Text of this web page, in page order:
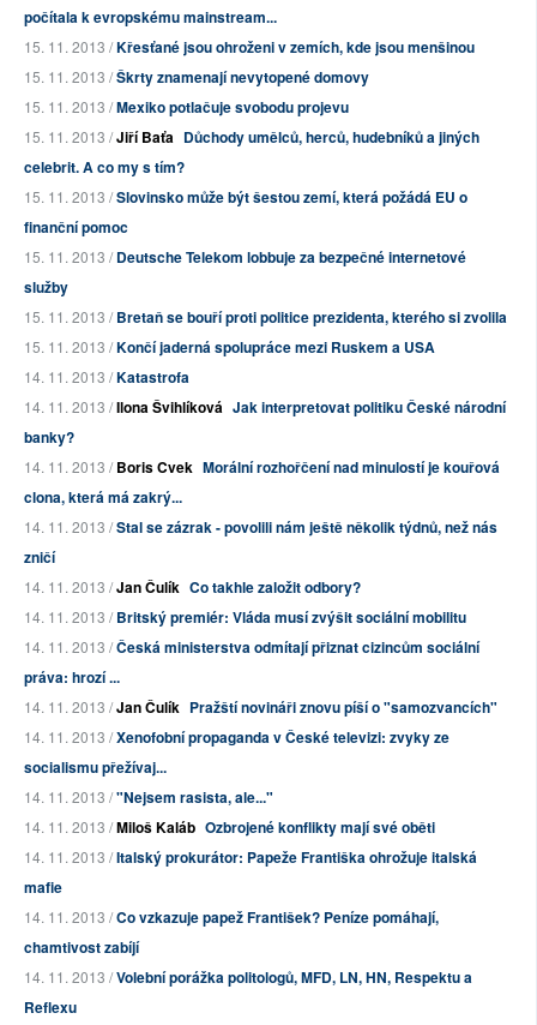
počítala k evropskému mainstream...
15. 11. 2013 /Křesťané jsou ohroženi v zemích, kde jsou menšinou
15. 11. 2013 /Škrty znamenají nevytopené domovy
15. 11. 2013 /Mexiko potlačuje svobodu projevu
15. 11. 2013 /Jiří Baťa Důchody umělců, herců, hudebníků a jiných
celebrit. A co my s tím?
15. 11. 2013 /Slovinsko může být šestou zemí, která požádá EU o
finanční pomoc
15. 11. 2013 /Deutsche Telekom lobbuje za bezpečné internetové
služby
15. 11. 2013 /Bretaň se bouří proti politice prezidenta, kterého si zvolila
15. 11. 2013 /Končí jaderná spolupráce mezi Ruskem a USA
14. 11. 2013 /Katastrofa
14. 11. 2013 /Ilona Švihlíková Jak interpretovat politiku České národní
banky?
14. 11. 2013 /Boris Cvek Morální rozhořčení nad minulostí je kouřová
clona, která má zakrý...
14. 11. 2013 /Stal se zázrak - povolili nám ještě několik týdnů, než nás
zničí
14. 11. 2013 /Jan Čulík Co takhle založit odbory?
14. 11. 2013 /Britský premiér: Vláda musí zvýšit sociální mobilitu
14. 11. 2013 /Česká ministerstva odmítají přiznat cizincům sociální
práva: hrozí ...
14. 11. 2013 /Jan Čulík Pražští novináři znovu píší o "samozvancích"
14. 11. 2013 /Xenofobní propaganda v České televizi: zvyky ze
socialismu přežívaj...
14. 11. 2013 /"Nejsem rasista, ale..."
14. 11. 2013 /Miloš Kaláb Ozbrojené konflikty mají své oběti
14. 11. 2013 /Italský prokurátor: Papeže Františka ohrožuje italská
mafie
14. 11. 2013 /Co vzkazuje papež František? Peníze pomáhají,
chamtivost zabíjí
14. 11. 2013 /Volební porážka politologů, MFD, LN, HN, Respektu a
Reflexu